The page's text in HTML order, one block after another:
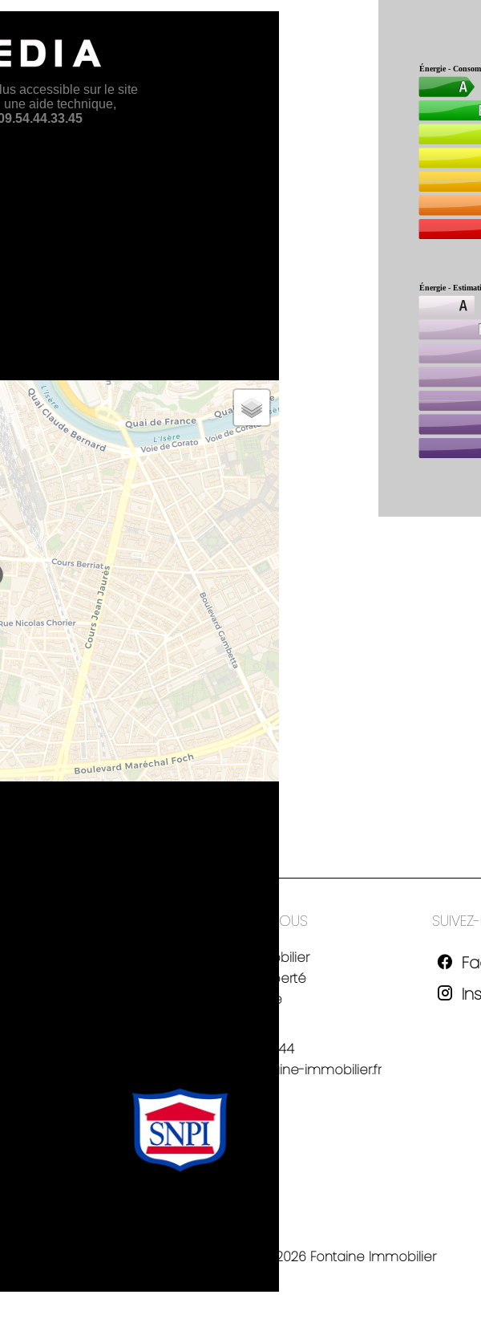
Énergie -
Énergie -
CONTACTEZ-NOUS
Fontaine Immobilier
52 rue de la Liberté
Fontaine
+33 4 76 53 53 44
contact@fontaine-immobilier.fr
©2026 Fontaine Immobilier